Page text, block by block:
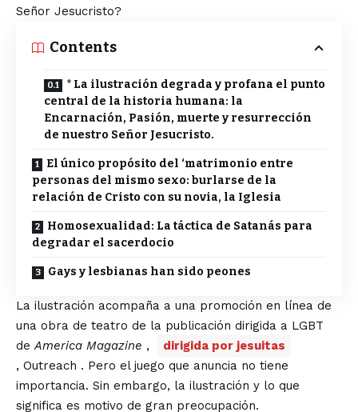
Señor Jesucristo?
Contents
* La ilustración degrada y profana el punto
central de la historia humana: la
Encarnación, Pasión, muerte y resurrección
de nuestro Señor Jesucristo.
El único propósito del ‘matrimonio entre
personas del mismo sexo: burlarse de la
relación de Cristo con su novia, la Iglesia
Homosexualidad: La táctica de Satanás para
degradar el sacerdocio
Gays y lesbianas han sido peones
La ilustración acompaña a una promoción en línea de
una obra de teatro de la publicación dirigida a LGBT
deAmerica Magazine ,
dirigida por jesuitas
, Outreach . Pero el juego que anuncia no tiene
importancia. Sin embargo, la ilustración y lo que
significa es motivo de gran preocupación.